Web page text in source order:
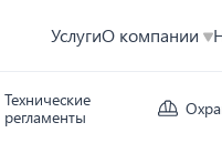
УслугиО компании
Технические
регламенты